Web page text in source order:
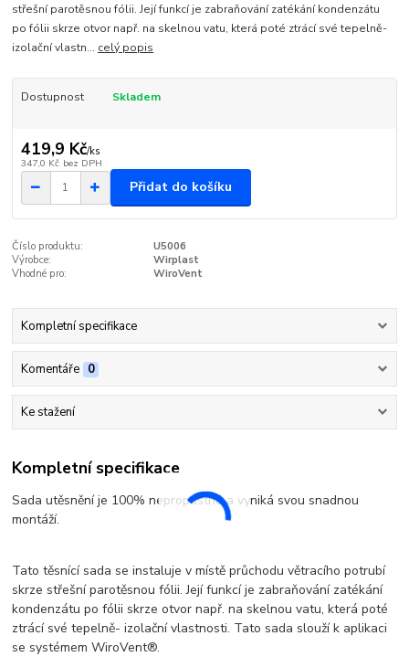
střešní parotěsnou fólii. Její funkcí je zabraňování zatékání kondenzátu
po fólii skrze otvor např. na skelnou vatu, která poté ztrácí své tepelně-
izolační vlastn... celý popis
Dostupnost Skladem
419,9 Kč/ks
347,0 Kč bez DPH
Přidat do košíku
Číslo produktu:
U5006
Výrobce:
Wirplast
Vhodné pro:
WiroVent
Kompletní specifikace
Komentáře 0
Ke stažení
Kompletní specifikace
Sada utěsnění je 100% nepropustná a vyniká svou snadnou
montáží.
Tato těsnící sada se instaluje v místě průchodu větracího potrubí
skrze střešní parotěsnou fólii. Její funkcí je zabraňování zatékání
kondenzátu po fólii skrze otvor např. na skelnou vatu, která poté
ztrácí své tepelně- izolační vlastnosti. Tato sada slouží k aplikaci
se systémem WiroVent®.